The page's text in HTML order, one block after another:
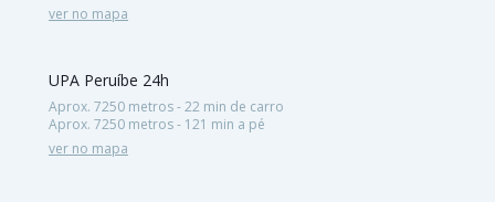
ver no mapa
UPA Peruíbe 24h
Aprox. 7250 metros - 22 min de carro
Aprox. 7250 metros - 121 min a pé
ver no mapa